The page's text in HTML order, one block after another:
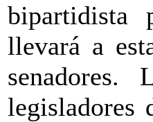
bipartidista
llevará a
legisladores